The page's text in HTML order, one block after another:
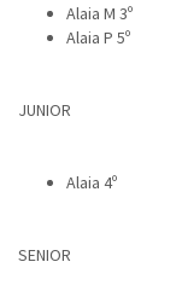
Alaia M 3º
Alaia P 5º
JUNIOR
Alaia 4º
SENIOR